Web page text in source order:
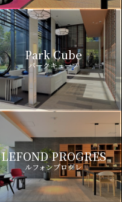
Park Cube
パークキューブ
LEFOND PROGRES
ルフォンプログレ